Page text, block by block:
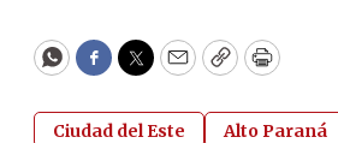
WhatsApp
Facebook
Twitter
EmailCopyPrint
Ciudad del Este
Alto Paraná